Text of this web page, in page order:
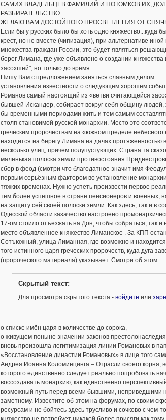
САМИХ ВЛАДЕЛЬЦЕВ ФАМИЛИЙ И ПОТОМКОВ ИХ,
РАЗБИРАТЕЛЬСТВО.
ЖЕЛАЮ ВАМ ДОСТОЙНОГО ПРОСВЕТЛЕНИЯ ОТ
Если бы у русских было бы хоть одно княжество...куда
крест, но не вместе (чипизация), при альтернативе
множества граждан России, это будет являться
берег Лимана, где уже объявлено о создании
засохшей", но только до время.
Пишу Вам с предложением заняться славным делом
установления известности о следующем хорошем
Романов самый настоящий из «ветви считающейся
бывшей Искандер, собирает вокруг себя общину людей,
бы временными периодами жить и тем самым
столп становимой русской монархии. Место это
греческим пророчествам на «южном пределе небесного
находится на берегу Лимана на дачах протяженностью
несколько улиц, причем полупустующих. Страна та
маленькая полоска земли противостояния
сбор в феод (смотри что благодатное значит имя
первым серьёзным фактором во установление
тяжких временах. Нужно успеть произвести первое
тем более успешное в стране пенсионеров и военных,
на защиту сей своей полоски земли. Как здесь, так и в
Одесской области казачество настроено
17-ом стоило отъезжать на Дон, чтобы собраться, так и
место объявленное княжество Лиманское . За КПП
Сотъюжный, улица Лиманная, где возможно и
того истинного царя греческих пророчеств, куда дуга
(пророческого материала) указывает. Смотри об этом
Скрытый текст:
Для просмотра скрытого текста - войдите или
о списке имён царя в количестве до сорока,
о живущем поныне значении законов престолонаследия
вновь произошла легитимизация линии Романовых в
«Восстановление династии Романовых» в лице того
Андрея Иоанна Коломиецинга – Отрасли своего корня,
которого единственно следует реально попробовать
воссоздавать монархию, как единственно
возможный путь перед всеми бывшими, неприведшими
заметному. Известите об этом на форумах, по своим
ресурсам и не бойтесь здесь трусливо и сочково с чем-